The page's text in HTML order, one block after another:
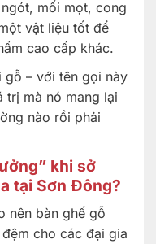
mối mọt, cong
vật liệu tốt để
cao cấp khác.
gỗ – với tên gọi này
trị mà nó mang lại
nào rồi phải
khi sở
tại Sơn Đông?
nên bàn ghế gỗ
cho các đại gia